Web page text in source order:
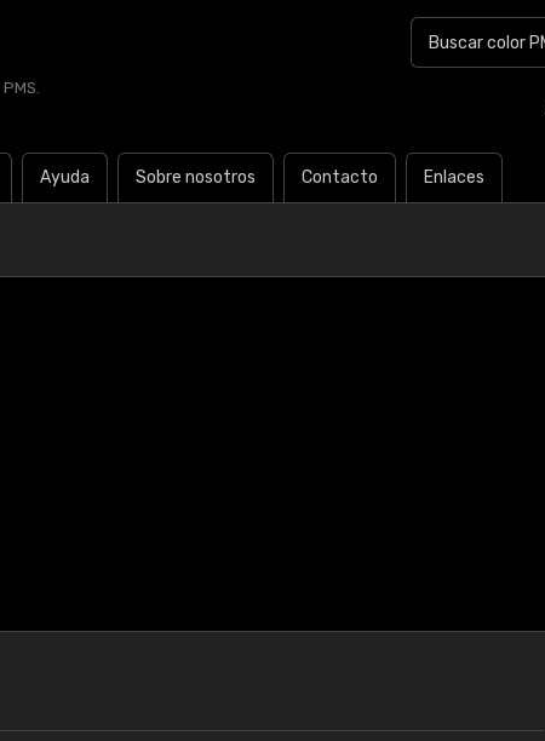
Ayuda Sobre nosotros Contacto Enlaces